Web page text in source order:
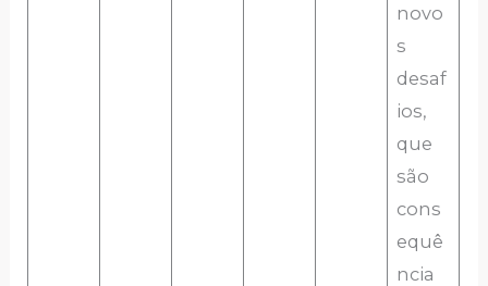
novo
s
desaf
ios,
que
são
cons
equê
ncia